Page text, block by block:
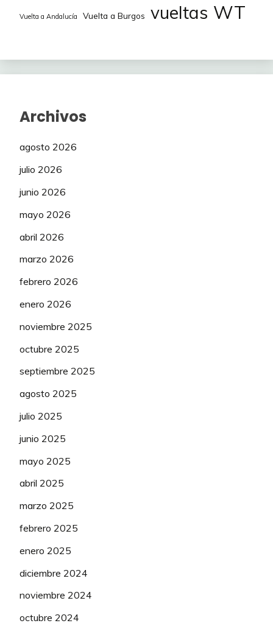
Vuelta a Andalucía Vuelta a Burgos vueltas WT
Archivos
agosto 2026
julio 2026
junio 2026
mayo 2026
abril 2026
marzo 2026
febrero 2026
enero 2026
noviembre 2025
octubre 2025
septiembre 2025
agosto 2025
julio 2025
junio 2025
mayo 2025
abril 2025
marzo 2025
febrero 2025
enero 2025
diciembre 2024
noviembre 2024
octubre 2024